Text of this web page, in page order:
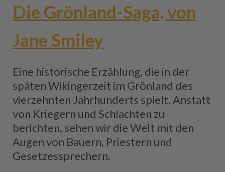
Die Grönland-Saga, von
Jane Smiley
Eine historische Erzählung, die in der
späten Wikingerzeit im Grönland des
vierzehnten Jahrhunderts spielt. Anstatt
von Kriegern und Schlachten zu
berichten, sehen wir die Welt mit den
Augen von Bauern, Priestern und
Gesetzessprechern.